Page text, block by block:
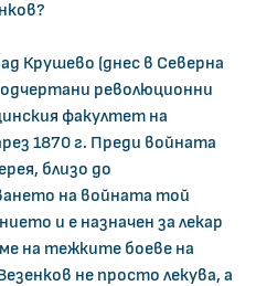
Крушево (днес в Северна
революционни
факултет на
1870 г. Преди войната
близо до
на войната той
и е назначен за лекар
на тежките боеве на
не просто лекува, а